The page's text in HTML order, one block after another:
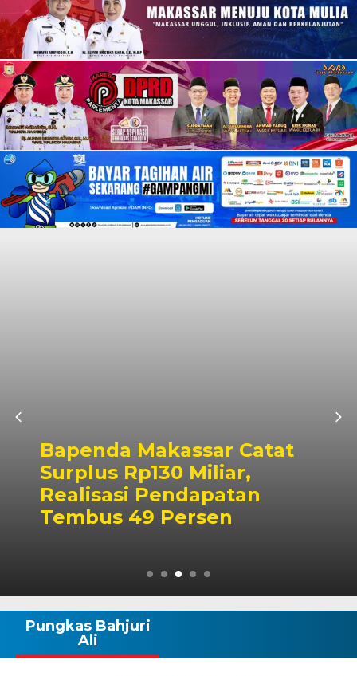
Bapenda Makassar Catat
Surplus Rp130 Miliar,
Realisasi Pendapatan
Tembus 49 Persen
Pungkas Bahjuri
Ali